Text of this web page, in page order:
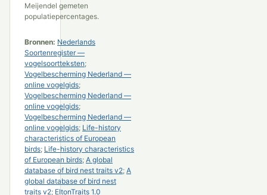
Meijendel gemeten
populatiepercentages.
Bronnen: Nederlands
Soortenregister —
vogelsoortteksten;
Vogelbescherming Nederland —
online vogelgids;
Vogelbescherming Nederland —
online vogelgids;
Vogelbescherming Nederland —
online vogelgids; Life-history
characteristics of European
birds; Life-history characteristics
of European birds; A global
database of bird nest traits v2; A
global database of bird nest
traits v2; EltonTraits 1.0